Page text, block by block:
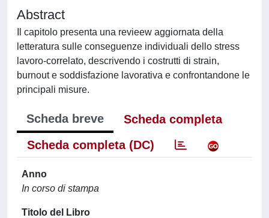
Abstract
Il capitolo presenta una revieew aggiornata della
letteratura sulle conseguenze individuali dello stress
lavoro-correlato, descrivendo i costrutti di strain,
burnout e soddisfazione lavorativa e confrontandone le
principali misure.
Scheda breve
Scheda completa
Scheda completa (DC)
Anno
In corso di stampa
Titolo del Libro